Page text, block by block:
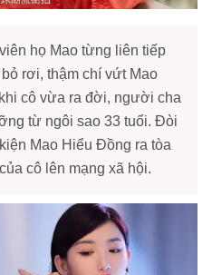
họ Mao từng liên tiếp
rơi, thậm chí vứt Mao
cô vừa ra đời, người cha
từ ngôi sao 33 tuổi. Đòi
Mao Hiểu Đồng ra tòa
cô lên mạng xã hội.